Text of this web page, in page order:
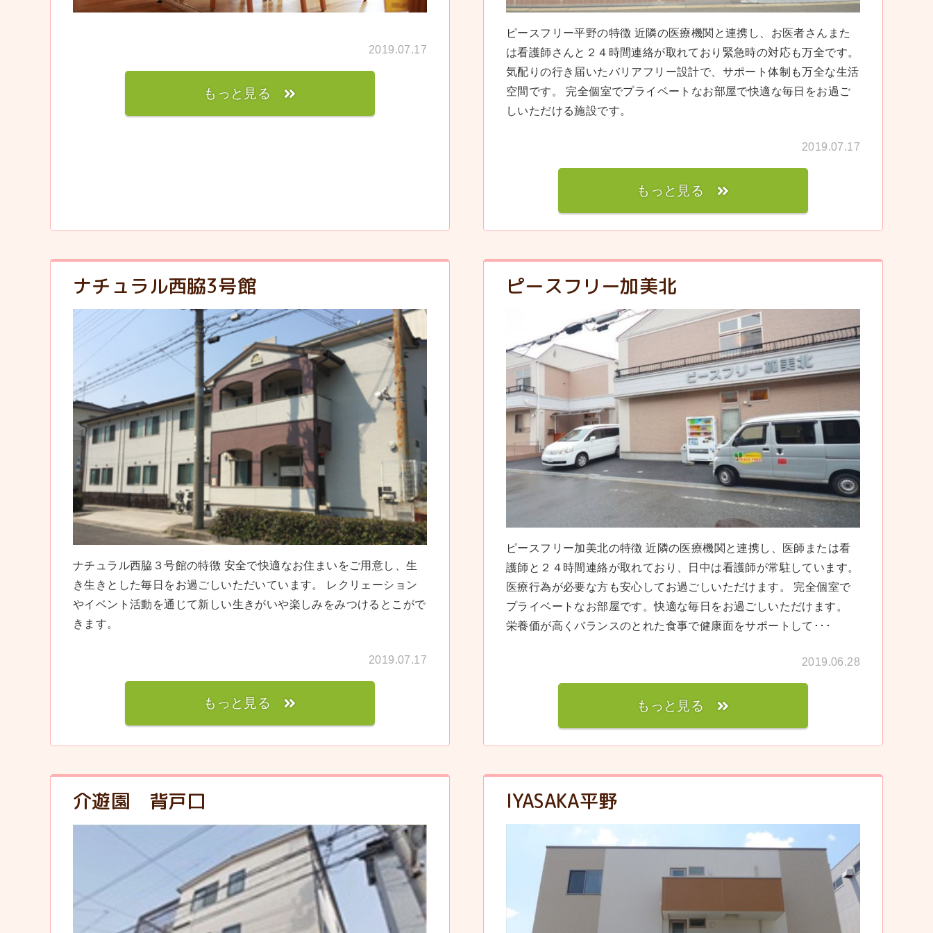
2019.07.17
もっと見る
ピースフリー平野の特徴 近隣の医療機関と連携し、お医者さんまた
は看護師さんと２４時間連絡が取れており緊急時の対応も万全です。
気配りの行き届いたバリアフリー設計で、サポート体制も万全な生活
空間です。 完全個室でプライベートなお部屋で快適な毎日をお過ご
しいただける施設です。
2019.07.17
もっと見る
ナチュラル西脇3号館
ナチュラル西脇３号館の特徴 安全で快適なお住まいをご用意し、生
き生きとした毎日をお過ごしいただいています。 レクリェーション
やイベント活動を通じて新しい生きがいや楽しみをみつけるとこがで
きます。
2019.07.17
もっと見る
ピースフリー加美北
ピースフリー加美北の特徴 近隣の医療機関と連携し、医師または看
護師と２４時間連絡が取れており、日中は看護師が常駐しています。
医療行為が必要な方も安心してお過ごしいただけます。 完全個室で
プライベートなお部屋です。快適な毎日をお過ごしいただけます。
栄養価が高くバランスのとれた食事で健康面をサポートして･･･
2019.06.28
もっと見る
介遊園 背戸口 IYASAKA平野